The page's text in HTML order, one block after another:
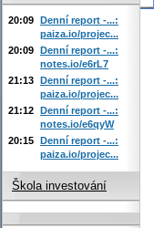
20:09 Denní report -...:
paiza.io/projec...
20:09 Denní report -...:
notes.io/e6rL7
21:13 Denní report -...:
paiza.io/projec...
21:12 Denní report -...:
notes.io/e6qyW
20:15 Denní report -...:
paiza.io/projec...
Škola investování